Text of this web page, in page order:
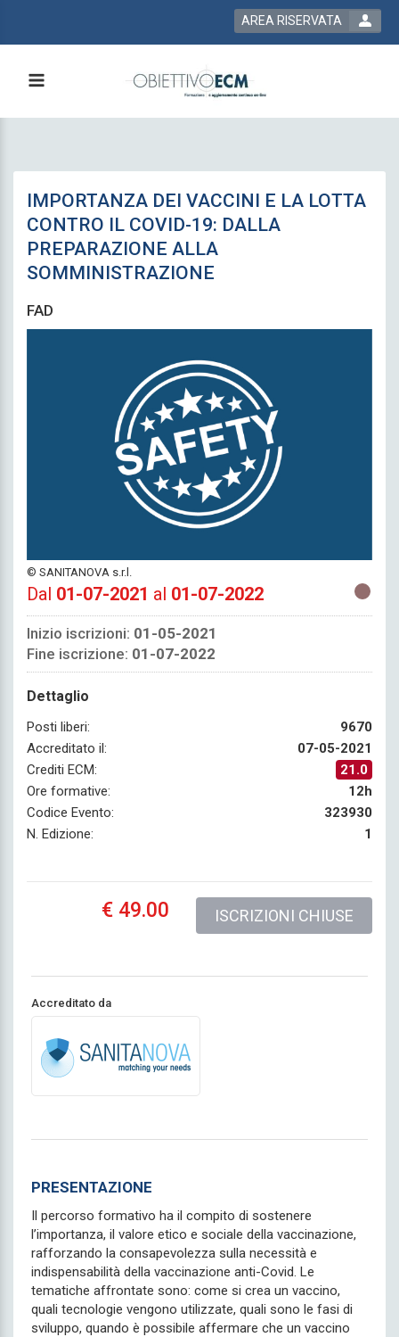
AREA RISERVATA
IMPORTANZA DEI VACCINI E LA LOTTA
CONTRO IL COVID-19: DALLA
PREPARAZIONE ALLA
SOMMINISTRAZIONE
FAD
© SANITANOVA s.r.l.
Dal 01-07-2021 al 01-07-2022
Inizio iscrizioni: 01-05-2021
Fine iscrizione: 01-07-2022
Dettaglio
Posti liberi:
9670
Accreditato il:
07-05-2021
Crediti ECM:
21.0
Ore formative:
12h
Codice Evento:
323930
N. Edizione:
1
ISCRIZIONI CHIUSE
€ 49.00
Accreditato da
PRESENTAZIONE
Il percorso formativo ha il compito di sostenere
l’importanza, il valore etico e sociale della vaccinazione,
rafforzando la consapevolezza sulla necessità e
indispensabilità della vaccinazione anti-Covid. Le
tematiche affrontate sono: come si crea un vaccino,
quali tecnologie vengono utilizzate, quali sono le fasi di
sviluppo, quando è possibile affermare che un vaccino